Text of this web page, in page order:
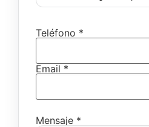
Teléfono *
Email *
Mensaje *